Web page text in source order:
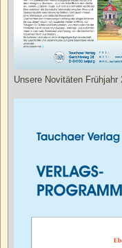
Unsere Novitäten Frühjahr